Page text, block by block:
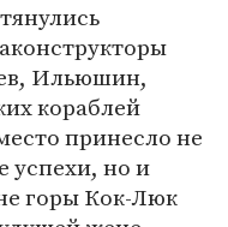
Ильюшин,
кораблей
принесло не
успехи, но и
горы Кок-Люк